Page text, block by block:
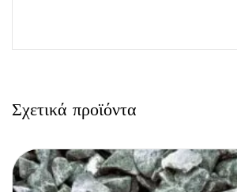
Σχετικά προϊόντα